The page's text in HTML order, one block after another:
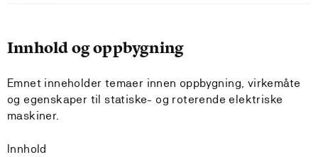
Innhold og oppbygning
Emnet inneholder temaer innen oppbygning, virkemåte
og egenskaper til statiske- og roterende elektriske
maskiner.
Innhold